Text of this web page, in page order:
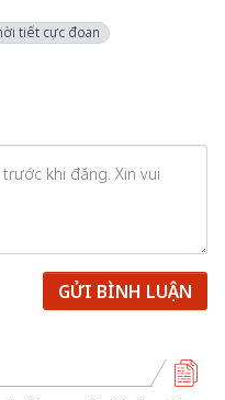
tiết cực đoan
GỬI BÌNH LUẬN